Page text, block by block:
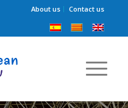
About us Contact us